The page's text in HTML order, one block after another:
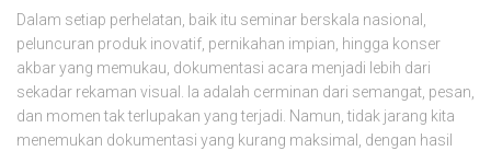
Dalam setiap perhelatan, baik itu seminar berskala nasional,
peluncuran produk inovatif, pernikahan impian, hingga konser
akbar yang memukau, dokumentasi acara menjadi lebih dari
sekadar rekaman visual. Ia adalah cerminan dari semangat, pesan,
dan momen tak terlupakan yang terjadi. Namun, tidak jarang kita
menemukan dokumentasi yang kurang maksimal, dengan hasil